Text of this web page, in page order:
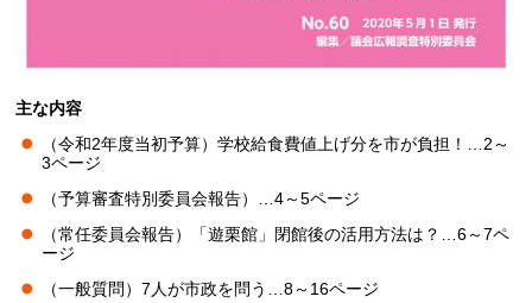
主な内容
（令和2年度当初予算）学校給食費値上げ分を市が負担！…2～
3ページ
（予算審査特別委員会報告）…4～5ページ
（常任委員会報告）「遊栗館」閉館後の活用方法は？…6～7ペ
ージ
（一般質問）7人が市政を問う…8～16ページ